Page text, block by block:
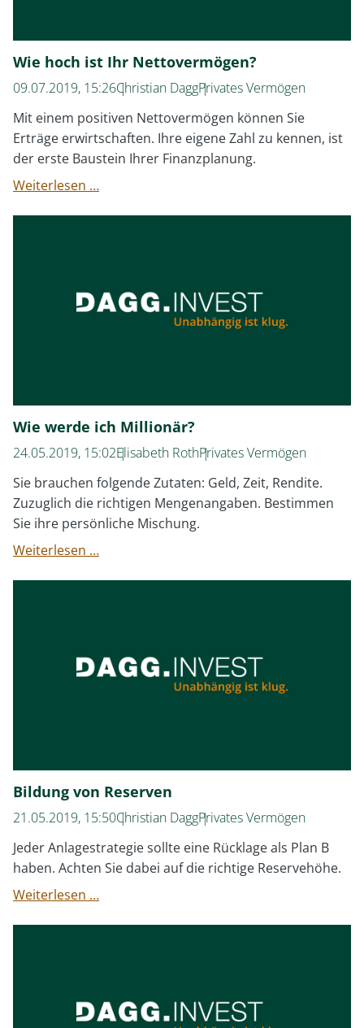
Wie hoch ist Ihr Nettovermögen?
09.07.2019, 15:26Christian DaggPrivates Vermögen
Mit einem positiven Nettovermögen können Sie
Erträge erwirtschaften. Ihre eigene Zahl zu kennen, ist
der erste Baustein Ihrer Finanzplanung.
Weiterlesen …Wie
Wie werde ich Millionär?
24.05.2019, 15:02Elisabeth RothPrivates Vermögen
Sie brauchen folgende Zutaten: Geld, Zeit, Rendite.
Zuzuglich die richtigen Mengenangaben. Bestimmen
Sie ihre persönliche Mischung.
Weiterlesen …Wie
Bildung von Reserven
21.05.2019, 15:50Christian DaggPrivates Vermögen
Jeder Anlagestrategie sollte eine Rücklage als Plan B
haben. Achten Sie dabei auf die richtige Reservehöhe.
Weiterlesen …Bildung